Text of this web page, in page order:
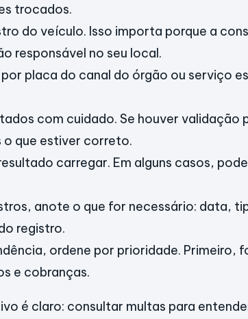
trocados.
do veículo. Isso importa porque a
responsável no seu local.
placa do canal do órgão ou serviço
com cuidado. Se houver validação
o que estiver correto.
carregar. Em alguns casos,
anote o que for necessário: data,
registro.
ordene por prioridade. Primeiro,
e cobranças.
é claro: consultar multas para